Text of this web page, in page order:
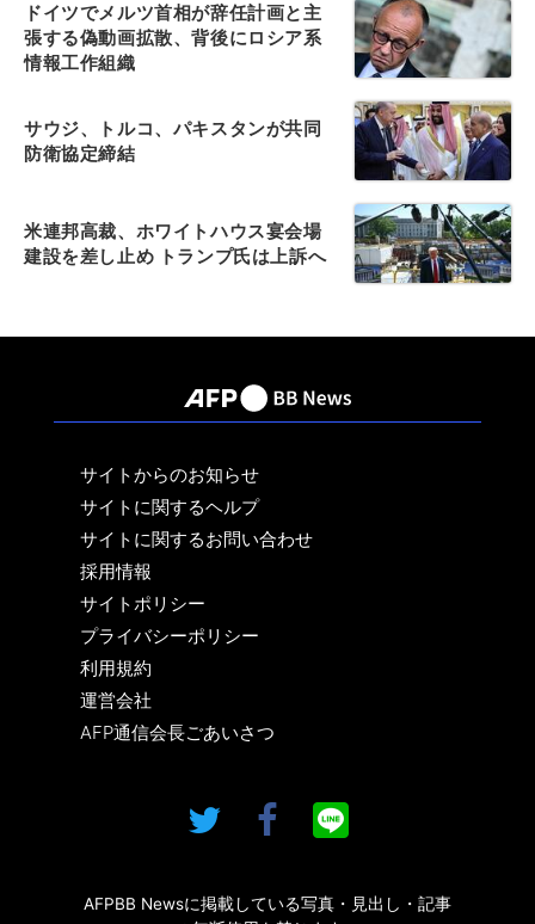
ドイツでメルツ首相が辞任計画と主
張する偽動画拡散、背後にロシア系
情報工作組織
サウジ、トルコ、パキスタンが共同
防衛協定締結
米連邦高裁、ホワイトハウス宴会場
建設を差し止め トランプ氏は上訴へ
サイトからのお知らせ
サイトに関するヘルプ
サイトに関するお問い合わせ
採用情報
サイトポリシー
プライバシーポリシー
利用規約
運営会社
AFP通信会長ごあいさつ
AFPBB Newsに掲載している写真・見出し・記事